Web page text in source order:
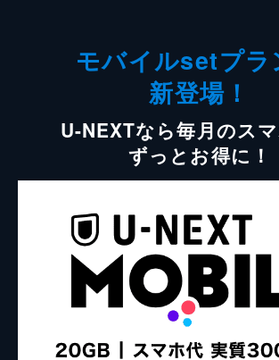
モバイルsetプラ
新登場！
U-NEXTなら毎月のス
ずっとお得に！